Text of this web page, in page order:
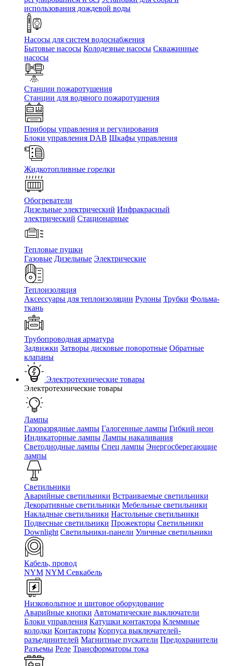
использования дождевой воды
Насосы для систем водоснабжения
Бытовые насосы Колодезные насосы Скважинные
насосы
Станции пожаротушения
Станции для водяного пожаротушения
Приборы управления и регулирования
Блоки управления DAB Шкафы управления
Жидкотопливные горелки
Обогреватели
Дизельные электрический Инфракрасный
электрический Стационарные
Тепловые пушки
Газовые Дизельные Электрические
Теплоизоляция
Аксессуары для теплоизоляции Рулоны Трубки Фольма-
ткань
Трубопроводная арматура
Задвижки Затворы дисковые поворотные Обратные
клапаны
Электротехнические товары
Электротехнические товары
Лампы
Газоразрядные лампы Галогенные лампы Гибкий неон
Индикаторные лампы Лампы накаливания
Светодиодные лампы Спец лампы Энергосберегающие
лампы
Светильники
Аварийные светильники Встраиваемые светильники
Декоративные светильники Мебельные светильники
Накладные светильники Настольные светильники
Подвесные светильники Прожекторы Светильники
Downlight Светильники-панели Уличные светильники
Кабель, провод
NYM NYM Севкабель
Низковольтное и щитовое оборудование
Аварийные кнопки Автоматические выключатели
Блоки управления Катушки контактора Клеммные
колодки Контакторы Корпуса выключателей-
разъединителей Магнитные пускатели Предохранители
Разъемы Реле Трансформаторы тока